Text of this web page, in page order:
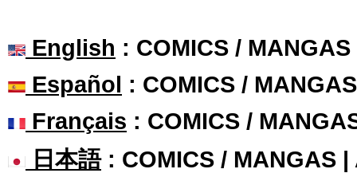
English : COMICS /
Español : COMICS /
Français : COMICS /
日本語: COMICS / MANGAS |